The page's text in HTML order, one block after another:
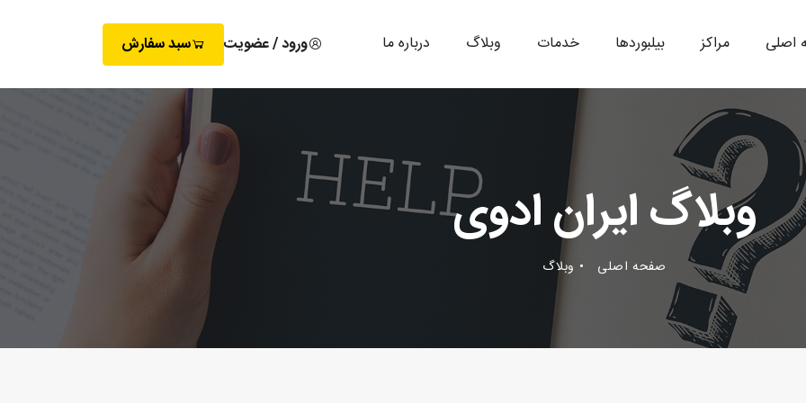
اصلی مراکز بیلبوردها خدمات وبلاگ درباره ما ورود / عضویت سبد سفارش
وبلاگ ایران ادوی
صفحه اصلی وبلاگ